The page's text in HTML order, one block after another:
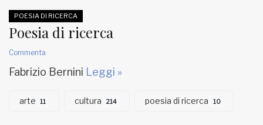
POESIA DI RICERCA
Poesia di ricerca
Commenta
Fabrizio Bernini Leggi »
arte 11 cultura 214 poesia di ricerca 10